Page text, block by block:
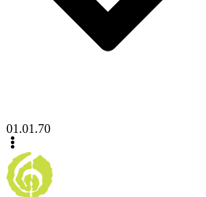
01.01.70